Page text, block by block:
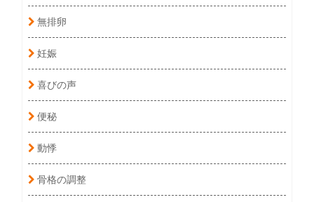
無排卵
妊娠
喜びの声
便秘
動悸
骨格の調整